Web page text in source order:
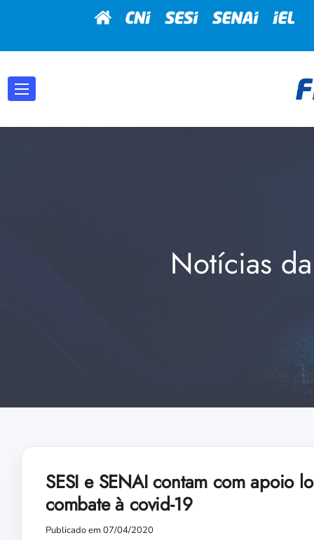
Notícias
SESI e SENAI contam com apoio
combate à covid-19
Publicado em 07/04/2020